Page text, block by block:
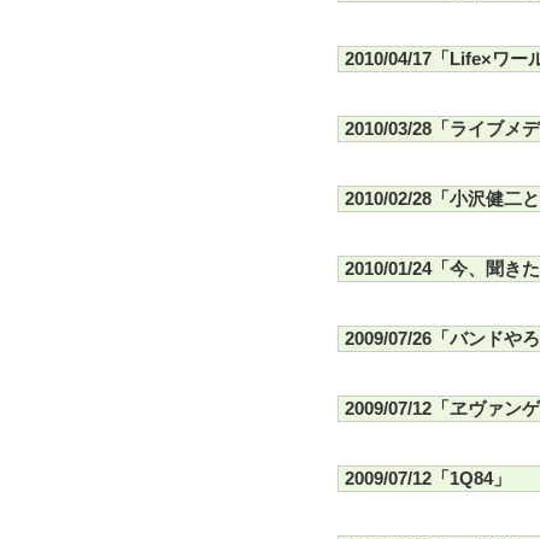
2010/04/17「Life×ワー
2010/03/28「ライブメ
2010/02/28「小沢健二
2010/01/24「今、聞き
2009/07/26「バンドや
2009/07/12「ヱヴァン
2009/07/12「1Q84」